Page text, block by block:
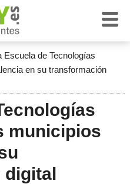
Escuela de Tecnologías
en su transformación
municipios
digital